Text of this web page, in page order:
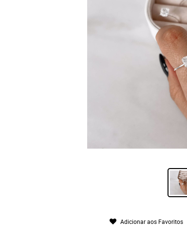
Adicionar aos Favoritos